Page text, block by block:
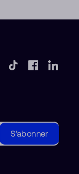
Courriel
S'abonner